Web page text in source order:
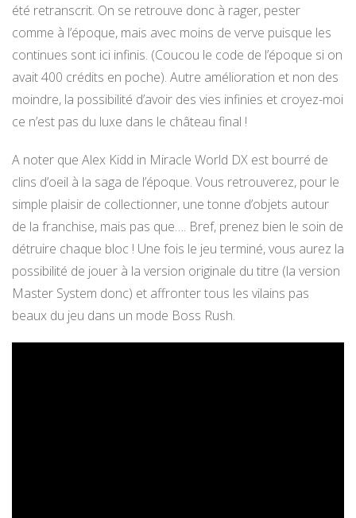
été retranscrit. On se retrouve donc à rager, pester
comme à l’époque, mais avec moins de verve puisque les
continues sont ici infinis. (Coucou le code de l’époque si on
avait 400 crédits en poche). Autre amélioration et non des
moindre, la possibilité d’avoir des vies infinies et croyez-moi
ce n’est pas du luxe dans le château final !
A noter que Alex Kidd in Miracle World DX est bourré de
clins d’oeil à la saga de l’époque. Vous retrouverez, pour le
simple plaisir de collectionner, une tonne d’objets autour
de la franchise, mais pas que…. Bref, prenez bien le soin de
détruire chaque bloc ! Une fois le jeu terminé, vous aurez la
possibilité de jouer à la version originale du titre (la version
Master System donc) et affronter tous les vilains pas
beaux du jeu dans un mode Boss Rush.